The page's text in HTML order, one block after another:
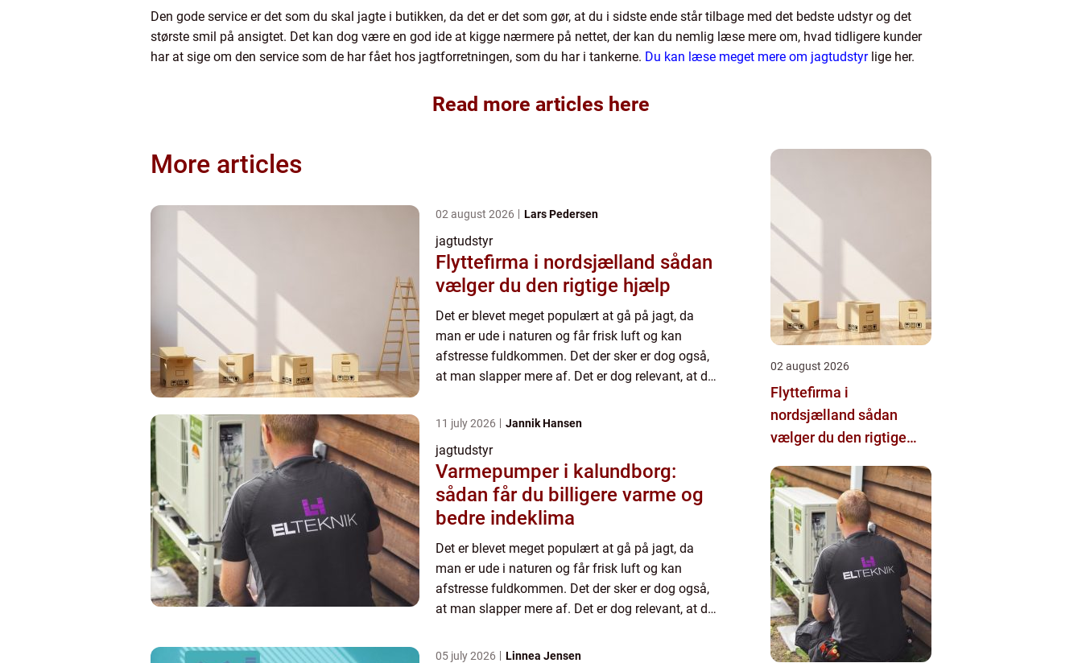
Den gode service er det som du skal jagte i butikken, da det er det som gør, at du i sidste ende står tilbage med det bedste udstyr og det
største smil på ansigtet. Det kan dog være en god ide at kigge nærmere på nettet, der kan du nemlig læse mere om, hvad tidligere kunder
har at sige om den service som de har fået hos jagtforretningen, som du har i tankerne. Du kan læse meget mere om jagtudstyrlige her.
Read more articles here
More articles
02 august 2026 Lars Pedersen
jagtudstyr
Flyttefirma i nordsjælland sådan
vælger du den rigtige hjælp
Det er blevet meget populært at gå på jagt, da
man er ude i naturen og får frisk luft og kan
afstresse fuldkommen. Det der sker er dog også,
at man slapper mere af. Det er dog relevant, at du
alts...
11 july 2026 Jannik Hansen
jagtudstyr
Varmepumper i kalundborg:
sådan får du billigere varme og
bedre indeklima
Det er blevet meget populært at gå på jagt, da
man er ude i naturen og får frisk luft og kan
afstresse fuldkommen. Det der sker er dog også,
at man slapper mere af. Det er dog relevant, at du
alts...
05 july 2026 Linnea Jensen
02 august 2026
Flyttefirma i
nordsjælland sådan
vælger du den rigtige